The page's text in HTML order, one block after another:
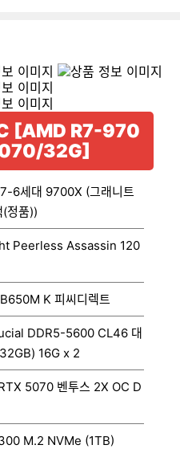
[AMD R7-970
32G]
6세대 9700X (그래니트
(정품))
Peerless Assassin 120
K 피씨디렉트
DDR5-5600 CL46 대
16G x 2
5070 벤투스 2X OC D
M.2 NVMe (1TB)